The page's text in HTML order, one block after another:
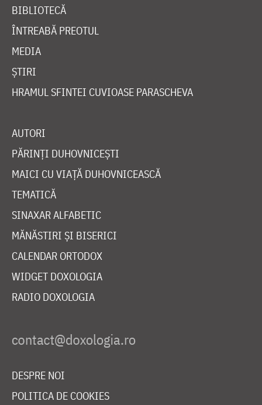
BIBLIOTECĂ
ÎNTREABĂ PREOTUL
MEDIA
ȘTIRI
HRAMUL SFINTEI CUVIOASE PARASCHEVA
AUTORI
PĂRINȚI DUHOVNICEȘTI
MAICI CU VIAȚĂ DUHOVNICEASCĂ
TEMATICĂ
SINAXAR ALFABETIC
MĂNĂSTIRI ȘI BISERICI
CALENDAR ORTODOX
WIDGET DOXOLOGIA
RADIO DOXOLOGIA
DESPRE NOI
POLITICA DE COOKIES